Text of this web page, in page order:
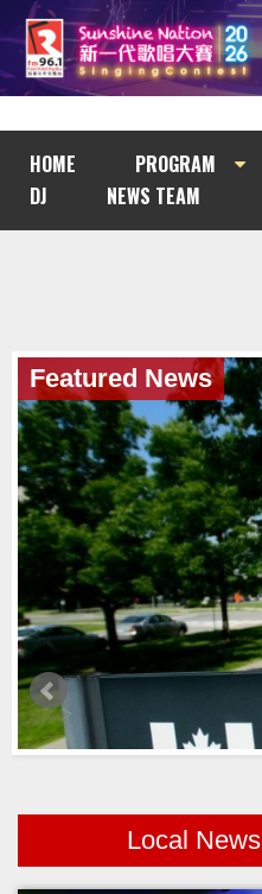
HOME PROGRAM
DJ
NEWS TEAM
Featured News
Featured News
Local News